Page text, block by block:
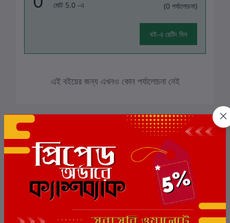
মোট 5.0 -এ (0 পর্যালোচনা)
বই-এ রেটিং দিন
এই বইয়ের জন্য এখনও কোন পর্যালোচনা নেই
সংশ্লিষ্ট বই
ছাড় 9%